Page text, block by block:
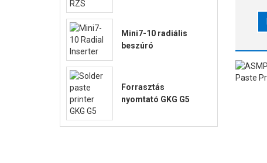
Mini7-10 radiális
beszúró
Forrasztás
nyomtató GKG G5